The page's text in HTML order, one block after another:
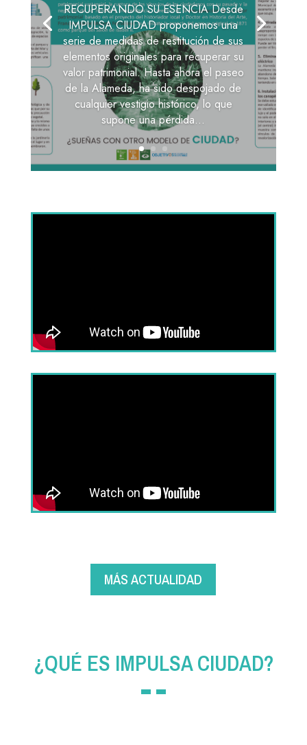
RECUPERANDO SU ESENCIA Desde
IMPULSA CIUDAD proponemos una
serie de medidas de restitución de sus
elementos originales para recuperar su
valor patrimonial. Hasta ahora el paseo
de la Alameda, ha sido despojado de
cualquier vestigio histórico, lo que
supone una pérdida...
MÁS ACTUALIDAD
¿QUÉ ES IMPULSA CIUDAD?